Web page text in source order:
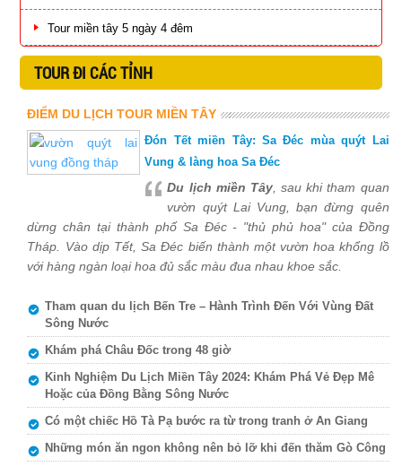
Tour miền tây 5 ngày 4 đêm
TOUR ĐI CÁC TỈNH
ĐIỂM DU LỊCH TOUR MIỀN TÂY
Đón Tết miền Tây: Sa Đéc mùa quýt Lai
Vung & làng hoa Sa Đéc
Du lịch miền Tây, sau khi tham quan
vườn quýt Lai Vung, bạn đừng quên
dừng chân tại thành phố Sa Đéc - "thủ phủ hoa" của Đồng
Tháp. Vào dịp Tết, Sa Đéc biến thành một vườn hoa khổng lồ
với hàng ngàn loại hoa đủ sắc màu đua nhau khoe sắc.
Tham quan du lịch Bến Tre – Hành Trình Đến Với Vùng Đất
Sông Nước
Khám phá Châu Đốc trong 48 giờ
Kinh Nghiệm Du Lịch Miền Tây 2024: Khám Phá Vẻ Đẹp Mê
Hoặc của Đồng Bằng Sông Nước
Có một chiếc Hồ Tà Pạ bước ra từ trong tranh ở An Giang
Những món ăn ngon không nên bỏ lỡ khi đến thăm Gò Công